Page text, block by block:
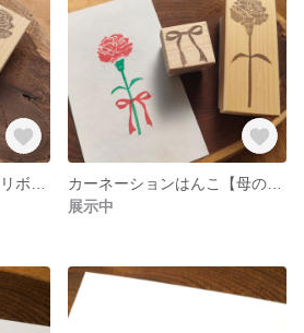
展示中